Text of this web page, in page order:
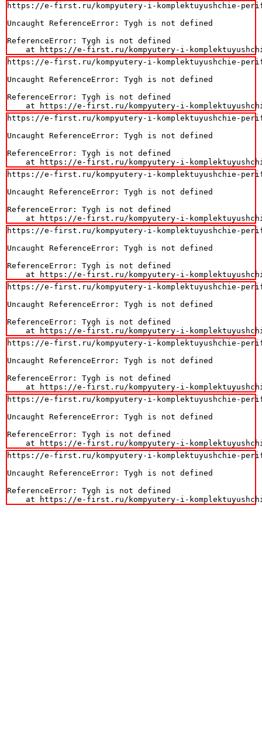
https://e-first.ru/kompyutery-i-komplektuyushchie-
Uncaught ReferenceError: Tygh is not defined
ReferenceError: Tygh is not defined
at https://e-first.ru/kompyutery-i-
https://e-first.ru/kompyutery-i-komplektuyushchie-
Uncaught ReferenceError: Tygh is not defined
ReferenceError: Tygh is not defined
at https://e-first.ru/kompyutery-i-
https://e-first.ru/kompyutery-i-komplektuyushchie-
Uncaught ReferenceError: Tygh is not defined
ReferenceError: Tygh is not defined
at https://e-first.ru/kompyutery-i-
https://e-first.ru/kompyutery-i-komplektuyushchie-
Uncaught ReferenceError: Tygh is not defined
ReferenceError: Tygh is not defined
at https://e-first.ru/kompyutery-i-
https://e-first.ru/kompyutery-i-komplektuyushchie-
Uncaught ReferenceError: Tygh is not defined
ReferenceError: Tygh is not defined
at https://e-first.ru/kompyutery-i-
https://e-first.ru/kompyutery-i-komplektuyushchie-
Uncaught ReferenceError: Tygh is not defined
ReferenceError: Tygh is not defined
at https://e-first.ru/kompyutery-i-
https://e-first.ru/kompyutery-i-komplektuyushchie-
Uncaught ReferenceError: Tygh is not defined
ReferenceError: Tygh is not defined
at https://e-first.ru/kompyutery-i-
https://e-first.ru/kompyutery-i-komplektuyushchie-
Uncaught ReferenceError: Tygh is not defined
ReferenceError: Tygh is not defined
at https://e-first.ru/kompyutery-i-
https://e-first.ru/kompyutery-i-komplektuyushchie-
Uncaught ReferenceError: Tygh is not defined
ReferenceError: Tygh is not defined
at https://e-first.ru/kompyutery-i-